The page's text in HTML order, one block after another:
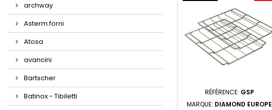
archway
Asterm forni
Atosa
avancini
Bartscher
Batinox - Tibiletti
RÉFÉRENCE: GSP
MARQUE: DIAMOND EUROPE